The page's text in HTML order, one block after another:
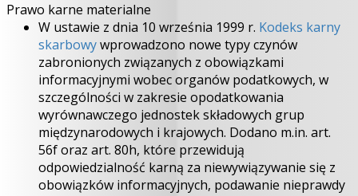
Prawo karne materialne
W ustawie z dnia 10 września 1999 r. Kodeks karny
skarbowywprowadzono nowe typy czynów
zabronionych związanych z obowiązkami
informacyjnymi wobec organów podatkowych, w
szczególności w zakresie opodatkowania
wyrównawczego jednostek składowych grup
międzynarodowych i krajowych. Dodano m.in. art.
56f oraz art. 80h, które przewidują
odpowiedzialność karną za niewywiązywanie się z
obowiązków informacyjnych, podawanie nieprawdy